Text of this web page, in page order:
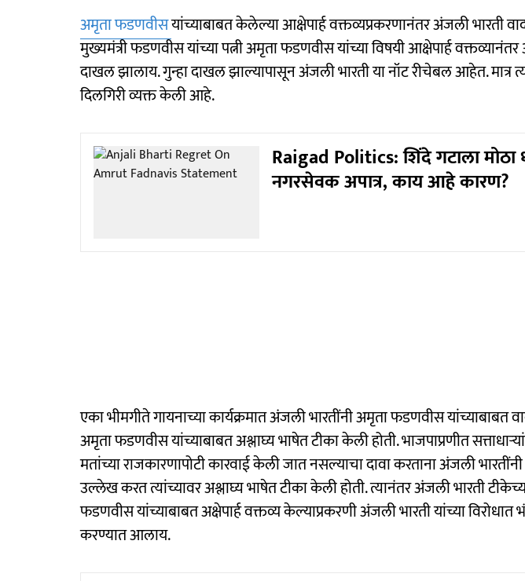
अमृता फडणवीसयांच्याबाबत केलेल्या आक्षेपार्ह वक्तव्यप्रकरणानंतर अंजली भारती
मुख्यमंत्री फडणवीस यांच्या पत्नी अमृता फडणवीस यांच्या विषयी आक्षेपार्ह
दाखल झालाय. गुन्हा दाखल झाल्यापासून अंजली भारती या नॉट रीचेबल आहेत. मात्र
दिलगिरी व्यक्त केली आहे.
Raigad Politics: शिंदे गटाला
नगरसेवक अपात्र, काय आहे कारण?
एका भीमगीते गायनाच्या कार्यक्रमात अंजली भारतींनी अमृता फडणवीस यांच्याबाबत
अमृता फडणवीस यांच्याबाबत अश्लाघ्य भाषेत टीका केली होती. भाजपाप्रणीत
मतांच्या राजकारणापोटी कारवाई केली जात नसल्याचा दावा करताना अंजली
उल्लेख करत त्यांच्यावर अश्लाघ्य भाषेत टीका केली होती. त्यानंतर अंजली भारती
फडणवीस यांच्याबाबत अक्षेपार्ह वक्तव्य केल्याप्रकरणी अंजली भारती यांच्या विरोधात
करण्यात आलाय.